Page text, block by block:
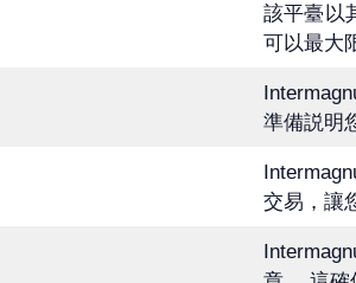
該平臺以
可以最大
準備説明
交易，讓